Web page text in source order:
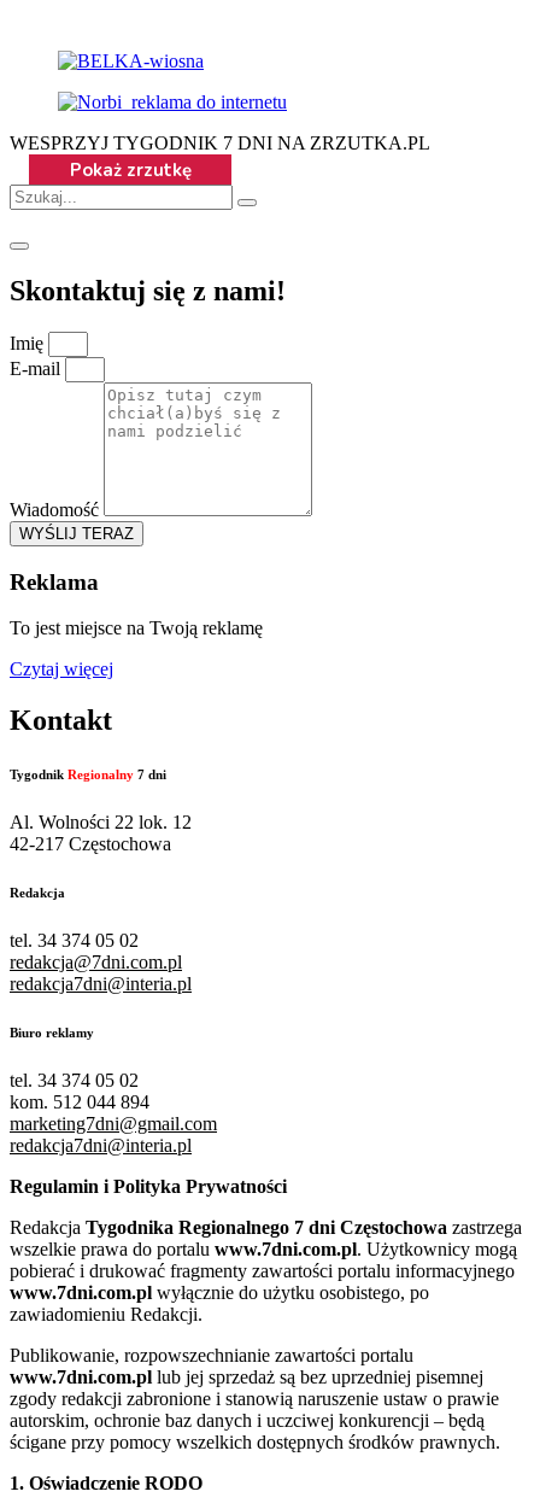
WESPRZYJ TYGODNIK 7 DNI NA ZRZUTKA.PL
Skontaktuj się z nami!
Imię
E-mail
Wiadomość
WYŚLIJ TERAZ
Reklama
To jest miejsce na Twoją reklamę
Czytaj więcej
Kontakt
Tygodnik Regionalny 7 dni
Al. Wolności 22 lok. 12
42-217 Częstochowa
Redakcja
tel. 34 374 05 02
redakcja@7dni.com.pl
redakcja7dni@interia.pl
Biuro reklamy
tel. 34 374 05 02
kom. 512 044 894
marketing7dni@gmail.com
redakcja7dni@interia.pl
Regulamin i Polityka Prywatności
Redakcja Tygodnika Regionalnego 7 dni Częstochowa zastrzega
wszelkie prawa do portalu www.7dni.com.pl. Użytkownicy mogą
pobierać i drukować fragmenty zawartości portalu informacyjnego
www.7dni.com.pl wyłącznie do użytku osobistego, po
zawiadomieniu Redakcji.
Publikowanie, rozpowszechnianie zawartości portalu
www.7dni.com.pl lub jej sprzedaż są bez uprzedniej pisemnej
zgody redakcji zabronione i stanowią naruszenie ustaw o prawie
autorskim, ochronie baz danych i uczciwej konkurencji – będą
ścigane przy pomocy wszelkich dostępnych środków prawnych.
1. Oświadczenie RODO